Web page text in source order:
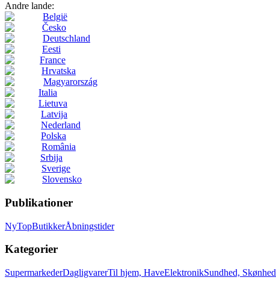
Andre lande:
België
Česko
Deutschland
Eesti
France
Hrvatska
Magyarország
Italia
Lietuva
Latvija
Nederland
Polska
România
Srbija
Sverige
Slovensko
Publikationer
NyTopButikkerÅbningstider
Kategorier
SupermarkederDagligvarerTil hjem, HaveElektronikSundhed, Skønhed